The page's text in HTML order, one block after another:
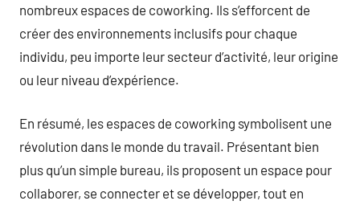
nombreux espaces de coworking. Ils s’efforcent de
créer des environnements inclusifs pour chaque
individu, peu importe leur secteur d’activité, leur origine
ou leur niveau d’expérience.
En résumé, les espaces de coworking symbolisent une
révolution dans le monde du travail. Présentant bien
plus qu’un simple bureau, ils proposent un espace pour
collaborer, se connecter et se développer, tout en